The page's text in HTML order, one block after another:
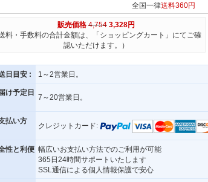
全国一律送料360円
販売価格 4,754 3,328円
送料・手数料の合計金額は、「ショッピングカート」にてご確
認いただけます。）
日目安 : 1～2営業日。
け予定日
7～20営業日。
払い方
クレジットカード:
性と利便 幅広いお支払い方法でのご利用が可能
365日24時間サポートいたします
SSL通信による個人情報保護で安心